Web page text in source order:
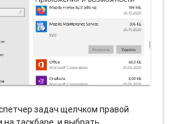
задач щелчком правой